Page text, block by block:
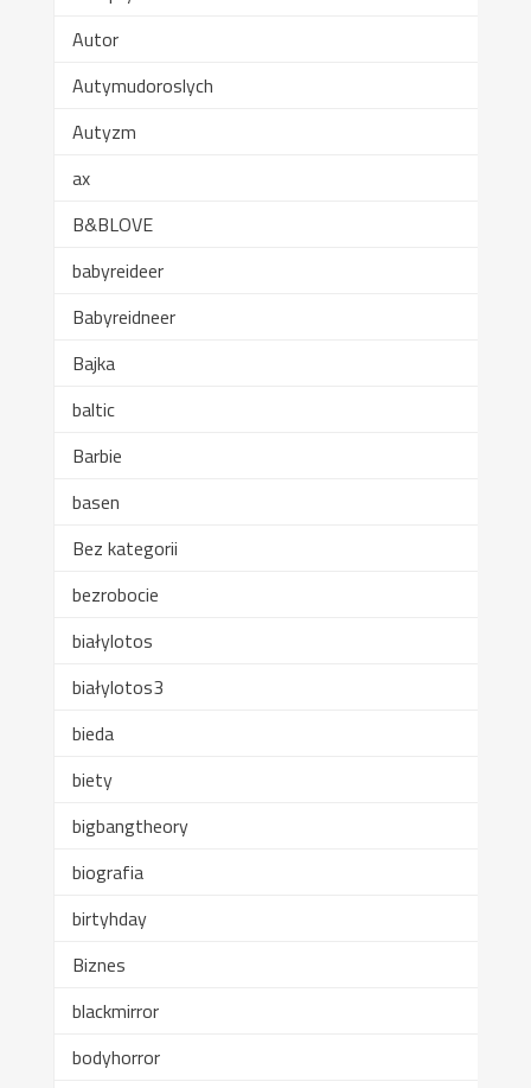
Autor
Autymudoroslych
Autyzm
ax
B&BLOVE
babyreideer
Babyreidneer
Bajka
baltic
Barbie
basen
Bez kategorii
bezrobocie
białylotos
białylotos3
bieda
biety
bigbangtheory
biografia
birtyhday
Biznes
blackmirror
bodyhorror